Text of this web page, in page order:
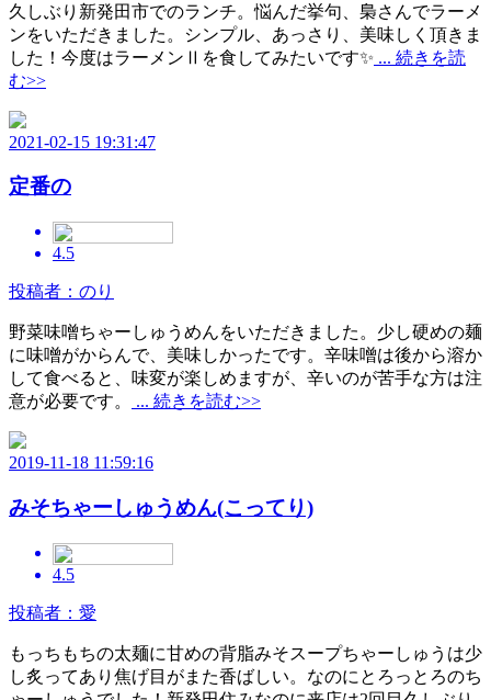
久しぶり新発田市でのランチ。悩んだ挙句、梟さんでラーメ
ンをいただきました。シンプル、あっさり、美味しく頂きま
した！今度はラーメンⅡを食してみたいです✨ ... 続きを読
む>>
2021-02-15 19:31:47
定番の
4.5
投稿者：のり
野菜味噌ちゃーしゅうめんをいただきました。少し硬めの麺
に味噌がからんで、美味しかったです。辛味噌は後から溶か
して食べると、味変が楽しめますが、辛いのが苦手な方は注
意が必要です。
... 続きを読む>>
2019-11-18 11:59:16
みそちゃーしゅうめん(こってり)
4.5
投稿者：愛
もっちもちの太麺に甘めの背脂みそスープちゃーしゅうは少
し炙ってあり焦げ目がまた香ばしい。なのにとろっとろのち